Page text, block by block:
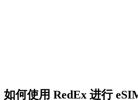
如何使用 RedEx 进行